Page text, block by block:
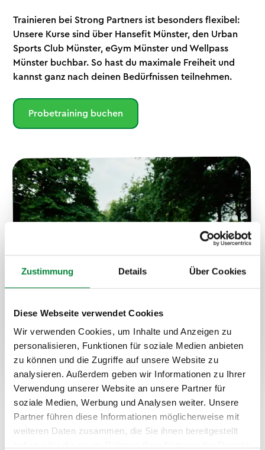
Zustimmung Details Über Cookies
Diese Webseite verwendet Cookies
Wir verwenden Cookies, um Inhalte und Anzeigen zu
personalisieren, Funktionen für soziale Medien anbieten
zu können und die Zugriffe auf unsere Website zu
analysieren. Außerdem geben wir Informationen zu Ihrer
Verwendung unserer Website an unsere Partner für
soziale Medien, Werbung und Analysen weiter. Unsere
Partner führen diese Informationen möglicherweise mit
weiteren Daten zusammen, die Sie ihnen bereitgestellt
Trainieren bei Strong Partners ist besonders flexibel:
Unsere Kurse sind über Hansefit Münster, den Urban
Sports Club Münster, eGym Münster und Wellpass
Münster buchbar. So hast du maximale Freiheit und
kannst ganz nach deinen Bedürfnissen teilnehmen.
Probetraining buchen
Gemeinsam sportliche
Ziele erreichen